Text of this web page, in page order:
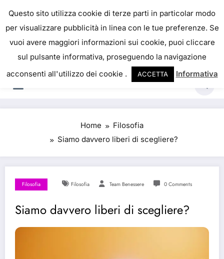
content
IL PORTALE DEL BENESSERE
La salute è come il denaro, non abbiamo mai una
vera idea del suo valore fino a quando la
perdiamo. Josh Billings
Home
Filosofia
Siamo davvero liberi di scegliere?
Filosofia Filosofia Team Benessere 0 Comments
Siamo davvero liberi di scegliere?
Questo sito utilizza cookie di terze parti in particolar modo
per visualizzare pubblicità in linea con le tue preferenze. Se
vuoi avere maggiori informazioni sui cookie, puoi cliccare
sul pulsante informativa, proseguendo la navigazione
acconsenti all'utilizzo dei cookie .
ACCETTA Informativa